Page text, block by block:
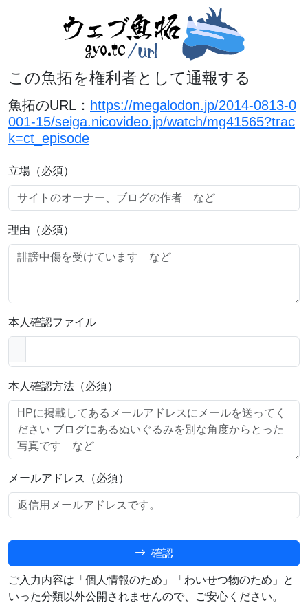
この魚拓を権利者として通報する
魚拓のURL： https://megalodon.jp/2014-0813-0
001-15/seiga.nicovideo.jp/watch/mg41565?trac
k=ct_episode
立場（必須）
理由（必須）
本人確認ファイル
本人確認方法（必須）
メールアドレス（必須）
確認
ご入力内容は「個人情報のため」「わいせつ物のため」と
いった分類以外公開されませんので、ご安心ください。